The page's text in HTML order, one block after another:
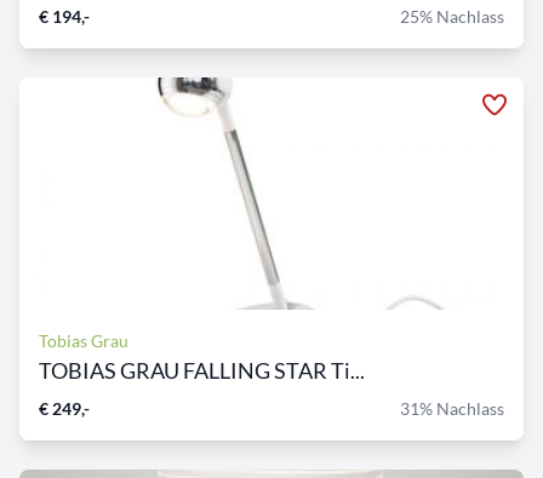
€ 194,- 25% Nachlass
Tobias Grau
TOBIAS GRAU FALLING STAR Ti...
€ 249,- 31% Nachlass